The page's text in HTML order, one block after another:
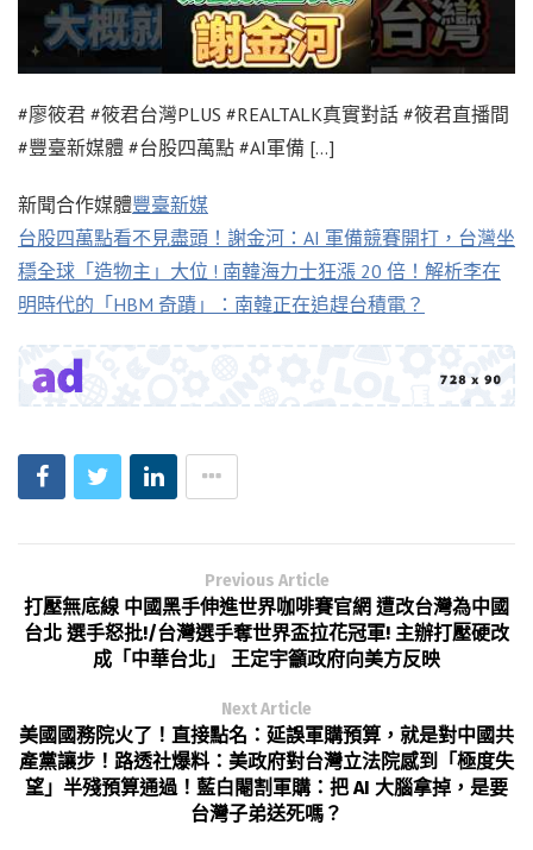
#廖筱君 #筱君台灣PLUS #REALTALK真實對話 #筱君直播間
#豐臺新媒體 #台股四萬點 #AI軍備 […]
新聞合作媒體豐臺新媒
台股四萬點看不見盡頭！謝金河：AI 軍備競賽開打，台灣坐
穩全球「造物主」大位 ! 南韓海力士狂漲 20 倍！解析李在
明時代的「HBM 奇蹟」：南韓正在追趕台積電？
Previous Article
打壓無底線 中國黑手伸進世界咖啡賽官網 遭改台灣為中國
台北 選手怒批!/台灣選手奪世界盃拉花冠軍! 主辦打壓硬改
成「中華台北」 王定宇籲政府向美方反映
Next Article
美國國務院火了！直接點名：延誤軍購預算，就是對中國共
產黨讓步！路透社爆料：美政府對台灣立法院感到「極度失
望」半殘預算通過！藍白閹割軍購：把 AI 大腦拿掉，是要
台灣子弟送死嗎？